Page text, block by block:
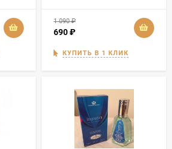
1 090₽
690₽
КУПИТЬ В 1 КЛИК